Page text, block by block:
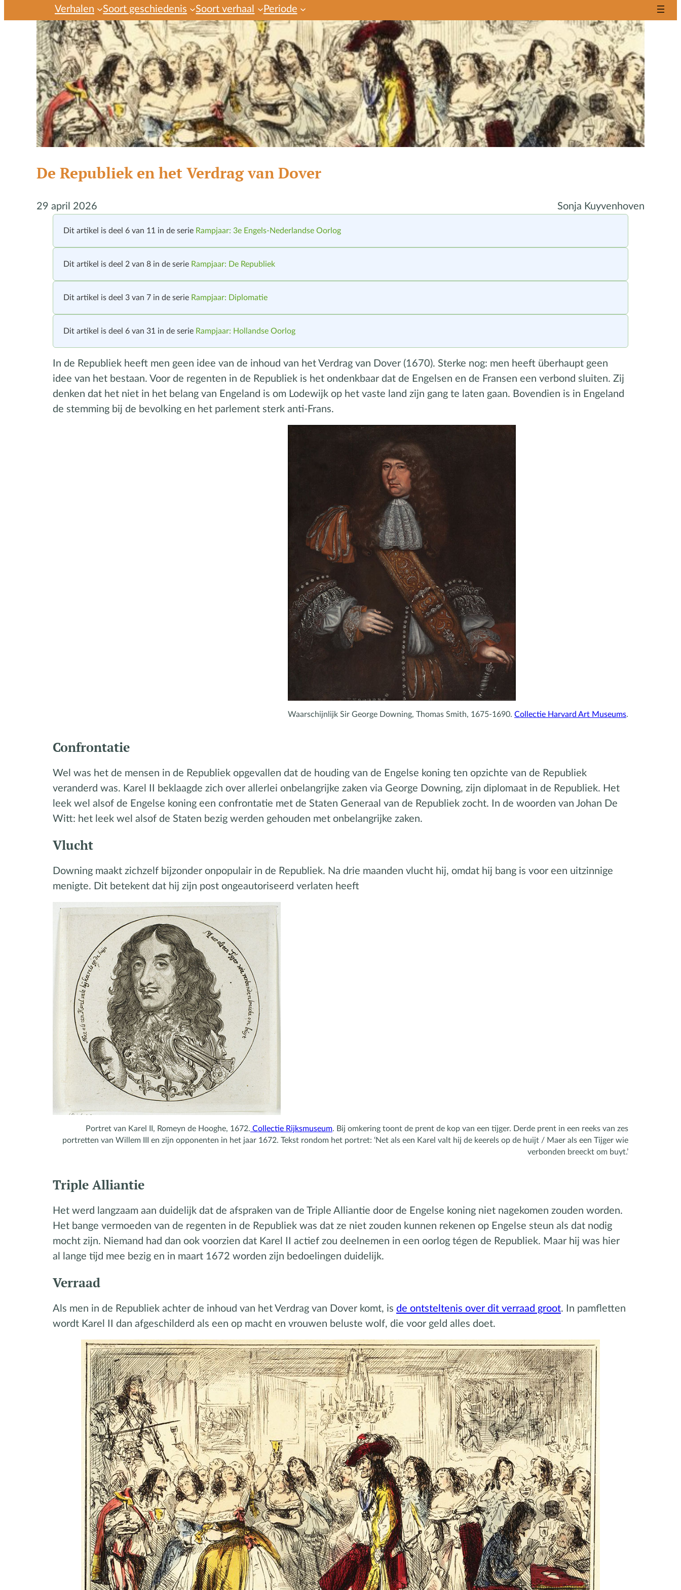
Verhalen Soort geschiedenis Soort verhaal Periode
De Republiek en het Verdrag van Dover
29 april 2026 Sonja Kuyvenhoven
Dit artikel is deel 6 van 11 in de serie Rampjaar: 3e Engels-Nederlandse Oorlog
Dit artikel is deel 2 van 8 in de serie Rampjaar: De Republiek
Dit artikel is deel 3 van 7 in de serie Rampjaar: Diplomatie
Dit artikel is deel 6 van 31 in de serie Rampjaar: Hollandse Oorlog
In de Republiek heeft men geen idee van de inhoud van het Verdrag van Dover (1670). Sterke nog: men heeft überhaupt geen
idee van het bestaan. Voor de regenten in de Republiek is het ondenkbaar dat de Engelsen en de Fransen een verbond sluiten. Zij
denken dat het niet in het belang van Engeland is om Lodewijk op het vaste land zijn gang te laten gaan. Bovendien is in Engeland
de stemming bij de bevolking en het parlement sterk anti-Frans.
Waarschijnlijk Sir George Downing, Thomas Smith, 1675-1690. Collectie Harvard Art Museums.
Confrontatie
Wel was het de mensen in de Republiek opgevallen dat de houding van de Engelse koning ten opzichte van de Republiek
veranderd was. Karel II beklaagde zich over allerlei onbelangrijke zaken via George Downing, zijn diplomaat in de Republiek. Het
leek wel alsof de Engelse koning een confrontatie met de Staten Generaal van de Republiek zocht. In de woorden van Johan De
Witt: het leek wel alsof de Staten bezig werden gehouden met onbelangrijke zaken.
Vlucht
Downing maakt zichzelf bijzonder onpopulair in de Republiek. Na drie maanden vlucht hij, omdat hij bang is voor een uitzinnige
menigte. Dit betekent dat hij zijn post ongeautoriseerd verlaten heeft
Portret van Karel II, Romeyn de Hooghe, 1672. Collectie Rijksmuseum. Bij omkering toont de prent de kop van een tijger. Derde prent in een reeks van zes
portretten van Willem III en zijn opponenten in het jaar 1672. Tekst rondom het portret: ‘Net als een Karel valt hij de keerels op de huijt / Maer als een Tijger wie
verbonden breeckt om buyt.’
Triple Alliantie
Het werd langzaam aan duidelijk dat de afspraken van de Triple Alliantie door de Engelse koning niet nagekomen zouden worden.
Het bange vermoeden van de regenten in de Republiek was dat ze niet zouden kunnen rekenen op Engelse steun als dat nodig
mocht zijn. Niemand had dan ook voorzien dat Karel II actief zou deelnemen in een oorlog tégen de Republiek. Maar hij was hier
al lange tijd mee bezig en in maart 1672 worden zijn bedoelingen duidelijk.
Verraad
Als men in de Republiek achter de inhoud van het Verdrag van Dover komt, is de ontsteltenis over dit verraad groot. In pamfletten
wordt Karel II dan afgeschilderd als een op macht en vrouwen beluste wolf, die voor geld alles doet.